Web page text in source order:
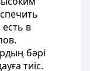
в
бәрі
тиіс.